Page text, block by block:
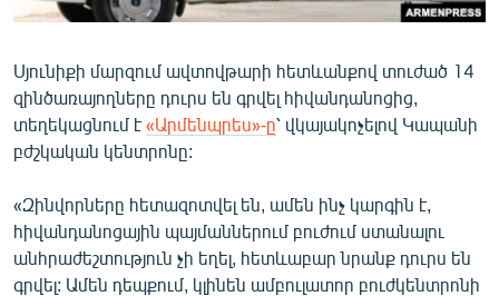
ՄԵԿՆԱԲԱՆՈՒԹՅՈՒՆ
ՏՏ ԵՒ ԻՆՏԵՐՆԵՏ
ԿՈՐՈՆԱՎԻՐՈՒՍ
ԱՐԽԻՎ
ԲԱՆԱՎԵՃ
ՁԳՏԵԼՈՎ ԼԱՎԱԳՈՒՅՆԻՆ
Սյունիքի մարզում ավտովթարի հետևանքով տուժած 14
զինծառայողները դուրս են գրվել հիվանդանոցից,
տեղեկացնում է«Արմենպրես»-ը՝ վկայակոչելով Կապանի
բժշկական կենտրոնը:
«Զինվորները հետազոտվել են, ամեն ինչ կարգին է,
հիվանդանոցային պայմաններում բուժում ստանալու
անհրաժեշտություն չի եղել, հետևաբար նրանք դուրս են
գրվել: Ամեն դեպքում, կլինեն ամբուլատոր բուժկենտրոնի